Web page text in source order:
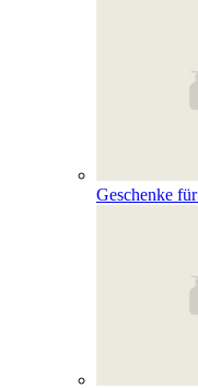
Geschenke